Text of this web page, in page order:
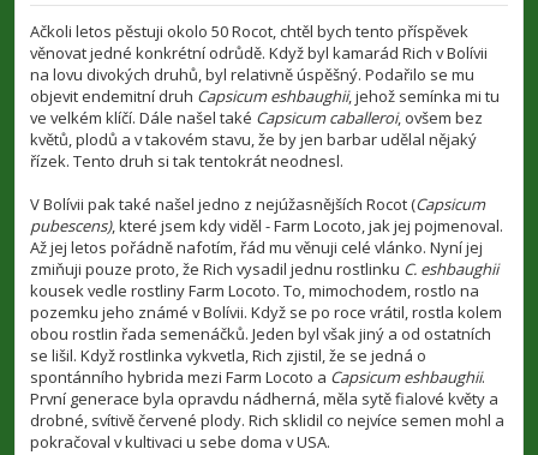
ř
í
s
p
ě
v
e
k
Ačkoli letos pěstuji okolo 50 Rocot, chtěl bych tento příspěvek
věnovat jedné konkrétní odrůdě. Když byl kamarád Rich v Bolívii
na lovu divokých druhů, byl relativně úspěšný. Podařilo se mu
objevit endemitní druh Capsicum eshbaughii, jehož semínka mi tu
ve velkém klíčí. Dále našel také Capsicum caballeroi, ovšem bez
květů, plodů a v takovém stavu, že by jen barbar udělal nějaký
řízek. Tento druh si tak tentokrát neodnesl.
V Bolívii pak také našel jedno z nejúžasnějších Rocot (Capsicum
pubescens), které jsem kdy viděl - Farm Locoto, jak jej pojmenoval.
Až jej letos pořádně nafotím, řád mu věnuji celé vlánko. Nyní jej
zmiňuji pouze proto, že Rich vysadil jednu rostlinku C. eshbaughii
kousek vedle rostliny Farm Locoto. To, mimochodem, rostlo na
pozemku jeho známé v Bolívii. Když se po roce vrátil, rostla kolem
obou rostlin řada semenáčků. Jeden byl však jiný a od ostatních
se lišil. Když rostlinka vykvetla, Rich zjistil, že se jedná o
spontánního hybrida mezi Farm Locoto a Capsicum eshbaughii.
První generace byla opravdu nádherná, měla sytě fialové květy a
drobné, svítivě červené plody. Rich sklidil co nejvíce semen mohl a
pokračoval v kultivaci u sebe doma v USA.